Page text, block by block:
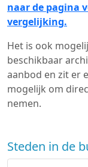
naar de pagina
vergelijking.
Het is ook
beschikbaar
aanbod en zit er
mogelijk om
nemen.
Steden in de